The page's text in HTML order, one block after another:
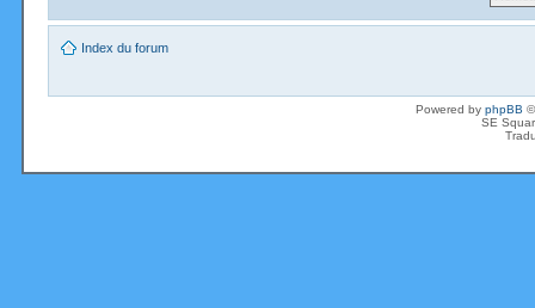
Index du forum
Powered by phpBB
SE